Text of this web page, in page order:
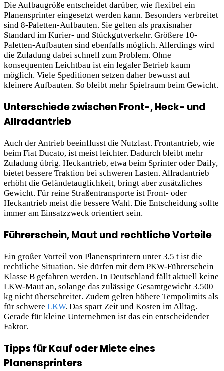
Die Aufbaugröße entscheidet darüber, wie flexibel ein
Planensprinter eingesetzt werden kann. Besonders verbreitet
sind 8-Paletten-Aufbauten. Sie gelten als praxisnaher
Standard im Kurier- und Stückgutverkehr. Größere 10-
Paletten-Aufbauten sind ebenfalls möglich. Allerdings wird
die Zuladung dabei schnell zum Problem. Ohne
konsequenten Leichtbau ist ein legaler Betrieb kaum
möglich. Viele Speditionen setzen daher bewusst auf
kleinere Aufbauten. So bleibt mehr Spielraum beim Gewicht.
Unterschiede zwischen Front-, Heck- und
Allradantrieb
Auch der Antrieb beeinflusst die Nutzlast. Frontantrieb, wie
beim Fiat Ducato, ist meist leichter. Dadurch bleibt mehr
Zuladung übrig. Heckantrieb, etwa beim Sprinter oder Daily,
bietet bessere Traktion bei schweren Lasten. Allradantrieb
erhöht die Geländetauglichkeit, bringt aber zusätzliches
Gewicht. Für reine Straßentransporte ist Front- oder
Heckantrieb meist die bessere Wahl. Die Entscheidung sollte
immer am Einsatzzweck orientiert sein.
Führerschein, Maut und rechtliche Vorteile
Ein großer Vorteil von Planensprintern unter 3,5 t ist die
rechtliche Situation. Sie dürfen mit dem PKW-Führerschein
Klasse B gefahren werden. In Deutschland fällt aktuell keine
LKW-Maut an, solange das zulässige Gesamtgewicht 3.500
kg nicht überschreitet. Zudem gelten höhere Tempolimits als
für schwere LKW. Das spart Zeit und Kosten im Alltag.
Gerade für kleine Unternehmen ist das ein entscheidender
Faktor.
Tipps für Kauf oder Miete eines
Planensprinters